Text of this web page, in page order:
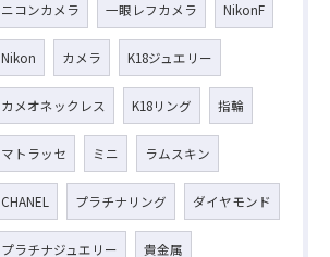
ニコンカメラ 一眼レフカメラ NikonF
Nikon カメラ K18ジュエリー
カメオネックレス K18リング 指輪
マトラッセ ミニ ラムスキン
CHANEL プラチナリング ダイヤモンド
プラチナジュエリー 貴金属